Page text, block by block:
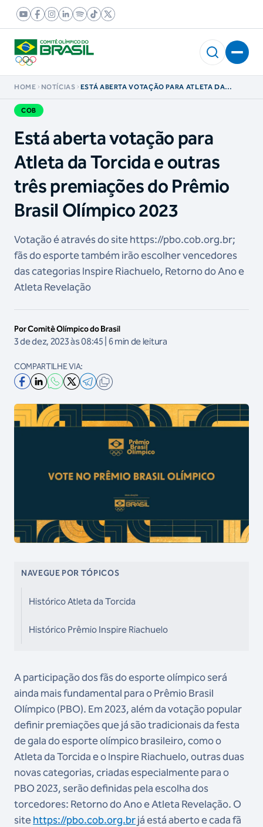
HOME NOTÍCIAS
ESTÁ ABERTA VOTAÇÃO PARA ATLETA DA
COB
Está aberta votação para
Atleta da Torcida e outras
três premiações do Prêmio
Brasil Olímpico 2023
Votação é através do site https://pbo.cob.org.br;
fãs do esporte também irão escolher vencedores
das categorias Inspire Riachuelo, Retorno do Ano e
Atleta Revelação
Por Comitê Olímpico do Brasil
3 de dez, 2023 às 08:45 | 6 min de leitura
COMPARTILHE VIA:
NAVEGUE POR TÓPICOS
Histórico Atleta da Torcida
Histórico Prêmio Inspire Riachuelo
A participação dos fãs do esporte olímpico será
ainda mais fundamental para o Prêmio Brasil
Olímpico (PBO). Em 2023, além da votação popular
definir premiações que já são tradicionais da festa
de gala do esporte olímpico brasileiro, como o
Atleta da Torcida e o Inspire Riachuelo, outras duas
novas categorias, criadas especialmente para o
PBO 2023, serão definidas pela escolha dos
torcedores: Retorno do Ano e Atleta Revelação. O
sitehttps://pbo.cob.org.brjá está aberto e cada fã